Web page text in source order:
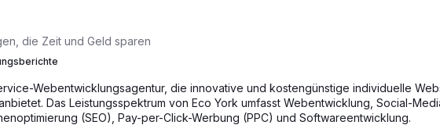
die Zeit und Geld sparen
Webentwicklungsagentur, die innovative und kostengünstige individuelle
Das Leistungsspektrum von Eco York umfasst Webentwicklung, Social-
(SEO), Pay-per-Click-Werbung (PPC) und Softwareentwicklung.